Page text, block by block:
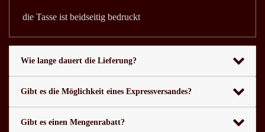
die Tasse ist beidseitig bedruckt
Wie lange dauert die Lieferung?
Gibt es die Möglichkeit eines Expressversandes?
Gibt es einen Mengenrabatt?